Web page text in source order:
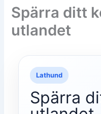
Spärra ditt
utlandet
Lathund
Spärra